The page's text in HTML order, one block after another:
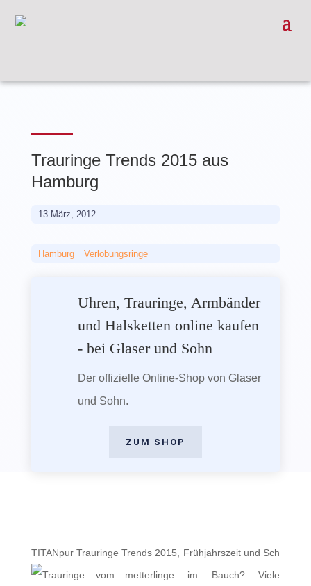
Trauringe Trends 2015 aus
Hamburg
13 März, 2012
Hamburg__ Verlobungsringe
Uhren, Trauringe, Armbänder
und Halsketten online kaufen
- bei Glaser und Sohn
Der offizielle Online-Shop von Glaser
und Sohn.
ZUM SHOP
TITANpur Trauringe Trends 2015, Frühjahrszeit und Sch
metterlinge im Bauch? Viele